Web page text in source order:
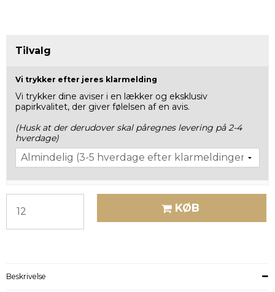
Tilvalg
Vi trykker efter jeres klarmelding
Vi trykker dine aviser i en lækker og eksklusiv
papirkvalitet, der giver følelsen af en avis.
(Husk at der derudover skal påregnes levering på 2-4
hverdage)
KØB
Beskrivelse